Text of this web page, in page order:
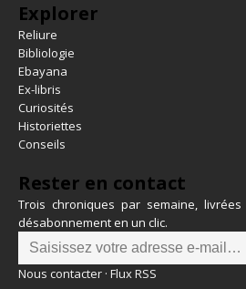
Explorer
Reliure
Bibliologie
Ebayana
Ex-libris
Curiosités
Historiettes
Conseils
Rester en contact
Trois chroniques par semaine,
désabonnement en un clic.
Nous contacter · Flux RSS